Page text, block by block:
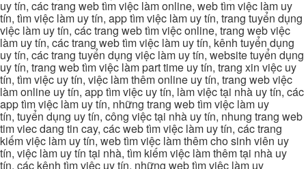
uy tín, các trang web tìm việc làm online, web tìm việc làm uy
tín, tìm việc làm uy tín, app tìm việc làm uy tín, trang tuyển dụng
việc làm uy tín, các trang web tìm việc online, trang web việc
làm uy tín, các trang web tìm việc làm uy tín, kênh tuyển dụng
uy tín, các trang tuyển dụng việc làm uy tín, website tuyển dụng
uy tín, trang web tìm việc làm part time uy tín, trang xin việc uy
tín, tìm việc uy tín, việc làm thêm online uy tín, trang web việc
làm online uy tín, app tìm việc uy tín, làm việc tại nhà uy tín, các
app tìm việc làm uy tín, những trang web tìm việc làm uy
tín, tuyển dụng uy tín, công việc tại nhà uy tín, nhung trang web
tim viec dang tin cay, các web tìm việc làm uy tín, các trang
kiếm việc làm uy tín, web tìm việc làm thêm cho sinh viên uy
tín, việc làm uy tín tại nhà, tìm kiếm việc làm thêm tại nhà uy
tín, các kênh tìm việc uy tín, những web tìm việc làm uy